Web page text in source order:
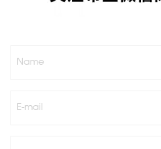
Name
E-mail